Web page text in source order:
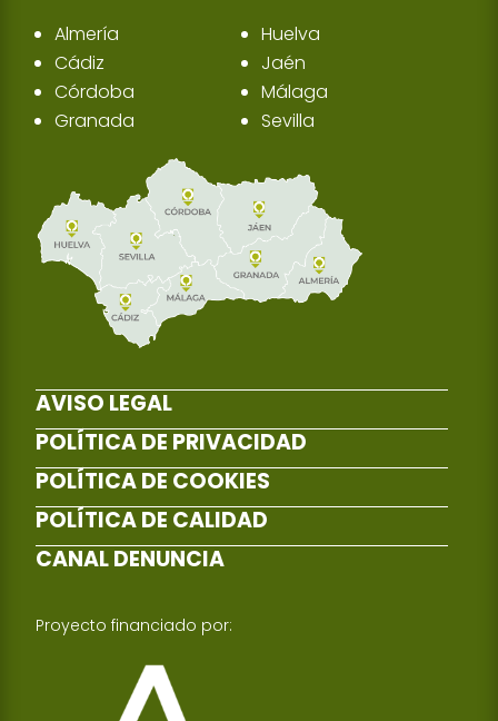
Almería
Cádiz
Córdoba
Granada
Huelva
Jaén
Málaga
Sevilla
AVISO LEGAL
POLÍTICA DE PRIVACIDAD
POLÍTICA DE COOKIES
POLÍTICA DE CALIDAD
CANAL DENUNCIA
Proyecto financiado por: